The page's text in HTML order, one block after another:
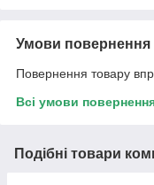
Умови повернення
Повернення товару
Всі умови
Подібні товари